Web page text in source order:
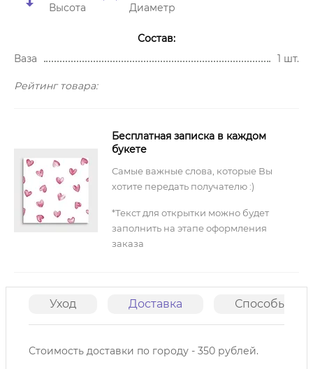
Высота Диаметр
Состав:
Ваза
1 шт.
Рейтинг товара:
Бесплатная записка в каждом
букете
Самые важные слова, которые Вы
хотите передать получателю :)
*Текст для открытки можно будет
заполнить на этапе оформления
заказа
Уход Доставка Способы
Стоимость доставки по городу - 350 рублей.